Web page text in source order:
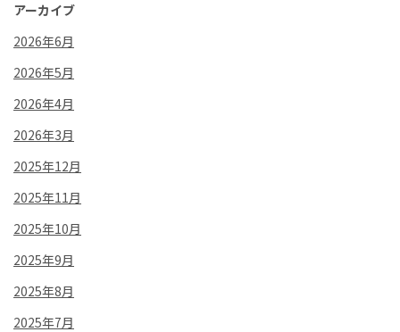
アーカイブ
2026年6月
2026年5月
2026年4月
2026年3月
2025年12月
2025年11月
2025年10月
2025年9月
2025年8月
2025年7月